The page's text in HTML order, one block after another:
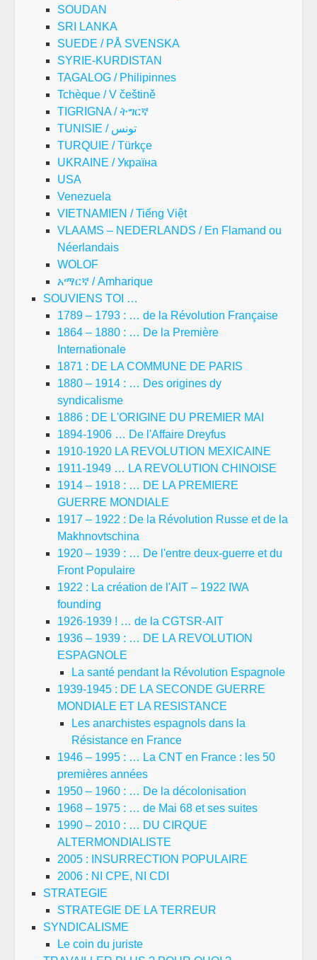
SOUDAN
SRI LANKA
SUEDE / PÅ SVENSKA
SYRIE-KURDISTAN
TAGALOG / Philipinnes
Tchèque / V češtině
TIGRIGNA / ትግርኛ
TUNISIE / تونس
TURQUIE / Türkçe
UKRAINE / Україна
USA
Venezuela
VIETNAMIEN / Tiếng Việt
VLAAMS – NEDERLANDS / En Flamand ou
Néerlandais
WOLOF
አማርኛ / Amharique
SOUVIENS TOI …
1789 – 1793 : … de la Révolution Française
1864 – 1880 : … De la Première
Internationale
1871 : DE LA COMMUNE DE PARIS
1880 – 1914 : … Des origines dy
syndicalisme
1886 : DE L'ORIGINE DU PREMIER MAI
1894-1906 … De l'Affaire Dreyfus
1910-1920 LA REVOLUTION MEXICAINE
1911-1949 … LA REVOLUTION CHINOISE
1914 – 1918 : … DE LA PREMIERE
GUERRE MONDIALE
1917 – 1922 : De la Révolution Russe et de la
Makhnovtschina
1920 – 1939 : … De l'entre deux-guerre et du
Front Populaire
1922 : La création de l'AIT – 1922 IWA
founding
1926-1939 ! … de la CGTSR-AIT
1936 – 1939 : … DE LA REVOLUTION
ESPAGNOLE
La santé pendant la Révolution Espagnole
1939-1945 : DE LA SECONDE GUERRE
MONDIALE ET LA RESISTANCE
Les anarchistes espagnols dans la
Résistance en France
1946 – 1995 : … La CNT en France : les 50
premières années
1950 – 1960 : … De la décolonisation
1968 – 1975 : … de Mai 68 et ses suites
1990 – 2010 : … DU CIRQUE
ALTERMONDIALISTE
2005 : INSURRECTION POPULAIRE
2006 : NI CPE, NI CDI
STRATEGIE
STRATEGIE DE LA TERREUR
SYNDICALISME
Le coin du juriste